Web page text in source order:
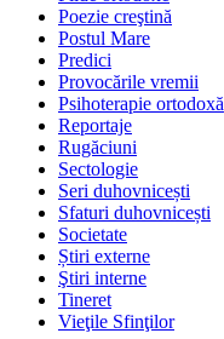
Poezie creştină
Postul Mare
Predici
Provocările vremii
Psihoterapie ortodoxă
Reportaje
Rugăciuni
Sectologie
Seri duhovnicești
Sfaturi duhovnicești
Societate
Știri externe
Ştiri interne
Tineret
Vieţile Sfinţilor